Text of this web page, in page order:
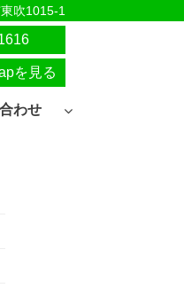
吹1015-1
を見る
わせ